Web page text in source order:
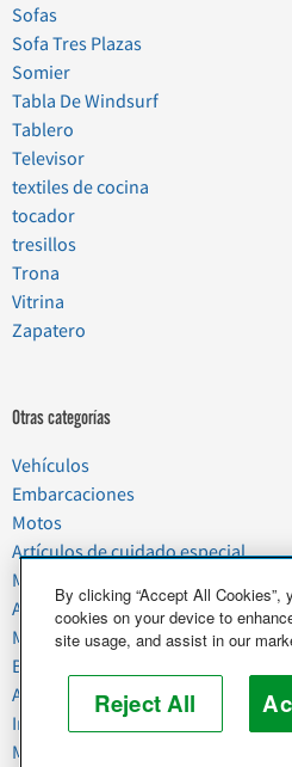
Sofas
Sofa Tres Plazas
Somier
Tabla De Windsurf
Tablero
Televisor
textiles de cocina
tocador
tresillos
Trona
Vitrina
Zapatero
Otras categorías
Vehículos
Embarcaciones
Motos
Artículos de cuidado especial
Mudanzas
Artículos del hogar
Mascotas
Basura y chatarra
Alimentos y agricultura
Industria y negocios
Maquinaria pesada
By clicking “Accept All Cookies”,
cookies on your device to
site usage, and assist in our
Reject All